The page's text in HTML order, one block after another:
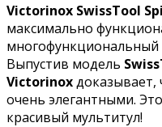
Victorinox SwissTool
максимально
Выпустив модель
Victorinoxдоказывает,
очень элегантными.
красивый мультитул!